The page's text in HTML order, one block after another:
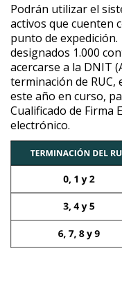
Podrán utilizar el
activos que cuenten
punto de
designados 1.000
acercarse a la DNIT
terminación de
este año en curso,
Cualificado de Firma
electrónico.